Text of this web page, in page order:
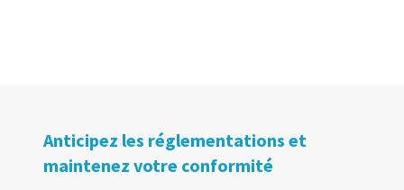
Anticipez les réglementations et
maintenez votre conformité